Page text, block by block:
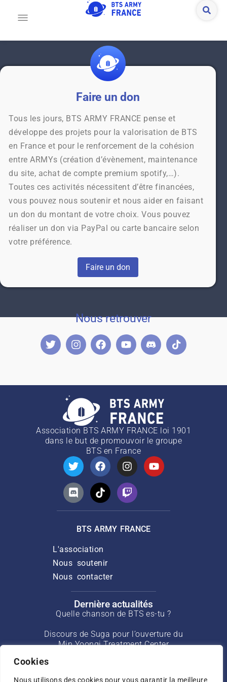
Cookies
Nous utilisons des cookies pour vous garantir la meilleure
Faire un don
Tous les jours, BTS ARMY FRANCE pense et
développe des projets pour la valorisation de BTS
en France et pour le renforcement de la cohésion
entre ARMYs (création d’évènement, maintenance
du site, achat de compte premium spotify,…).
Toutes ces activités nécessitent d’être financées,
vous pouvez nous soutenir et nous aider en faisant
un don du montant de votre choix. Vous pouvez
réaliser un don via PayPal ou carte bancaire selon
votre préférence.
Faire un don
Nous retrouver
Association BTS ARMY FRANCE loi 1901
dans le but de promouvoir le groupe
BTS en France
BTS ARMY FRANCE
L'association
Nous soutenir
Nous contacter
Dernière actualités
Quelle chanson de BTS es-tu ?
Discours de Suga pour l’ouverture du
Min Yoongi Treatment Center
Interview de J-Hope pour Rolling Stone
de mars 2025